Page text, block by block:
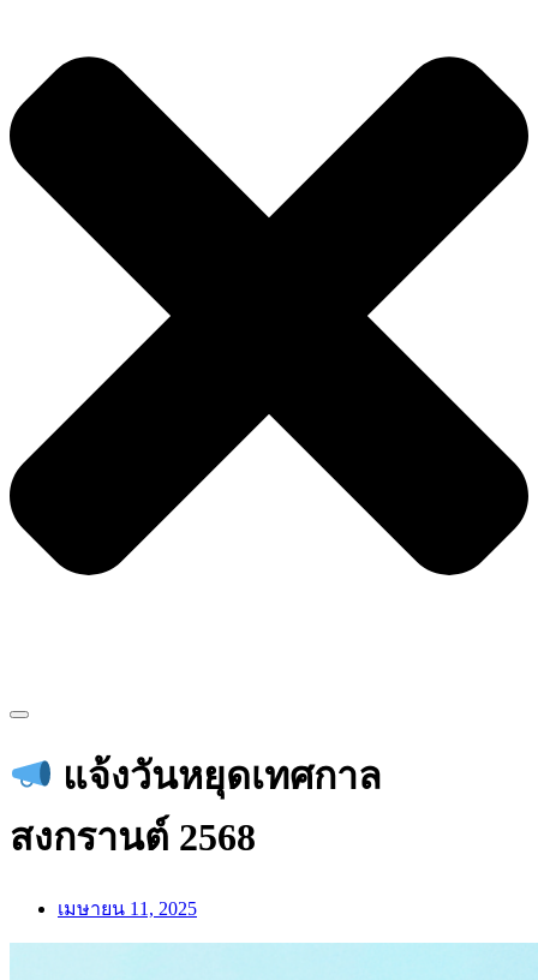
แจ้งวันหยุดเทศกาล
สงกรานต์ 2568
เมษายน 11, 2025